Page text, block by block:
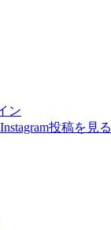
ン
Instagram投稿を見る